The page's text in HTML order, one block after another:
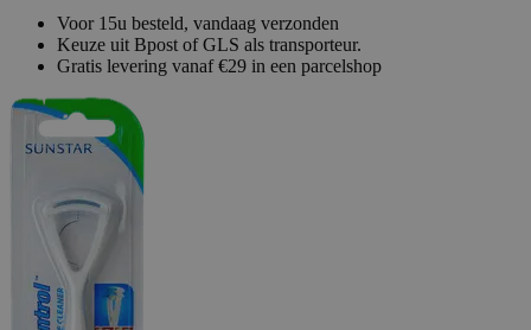
Voor 15u besteld, vandaag verzonden
Keuze uit Bpost of GLS als transporteur.
Gratis levering vanaf €29 in een parcelshop